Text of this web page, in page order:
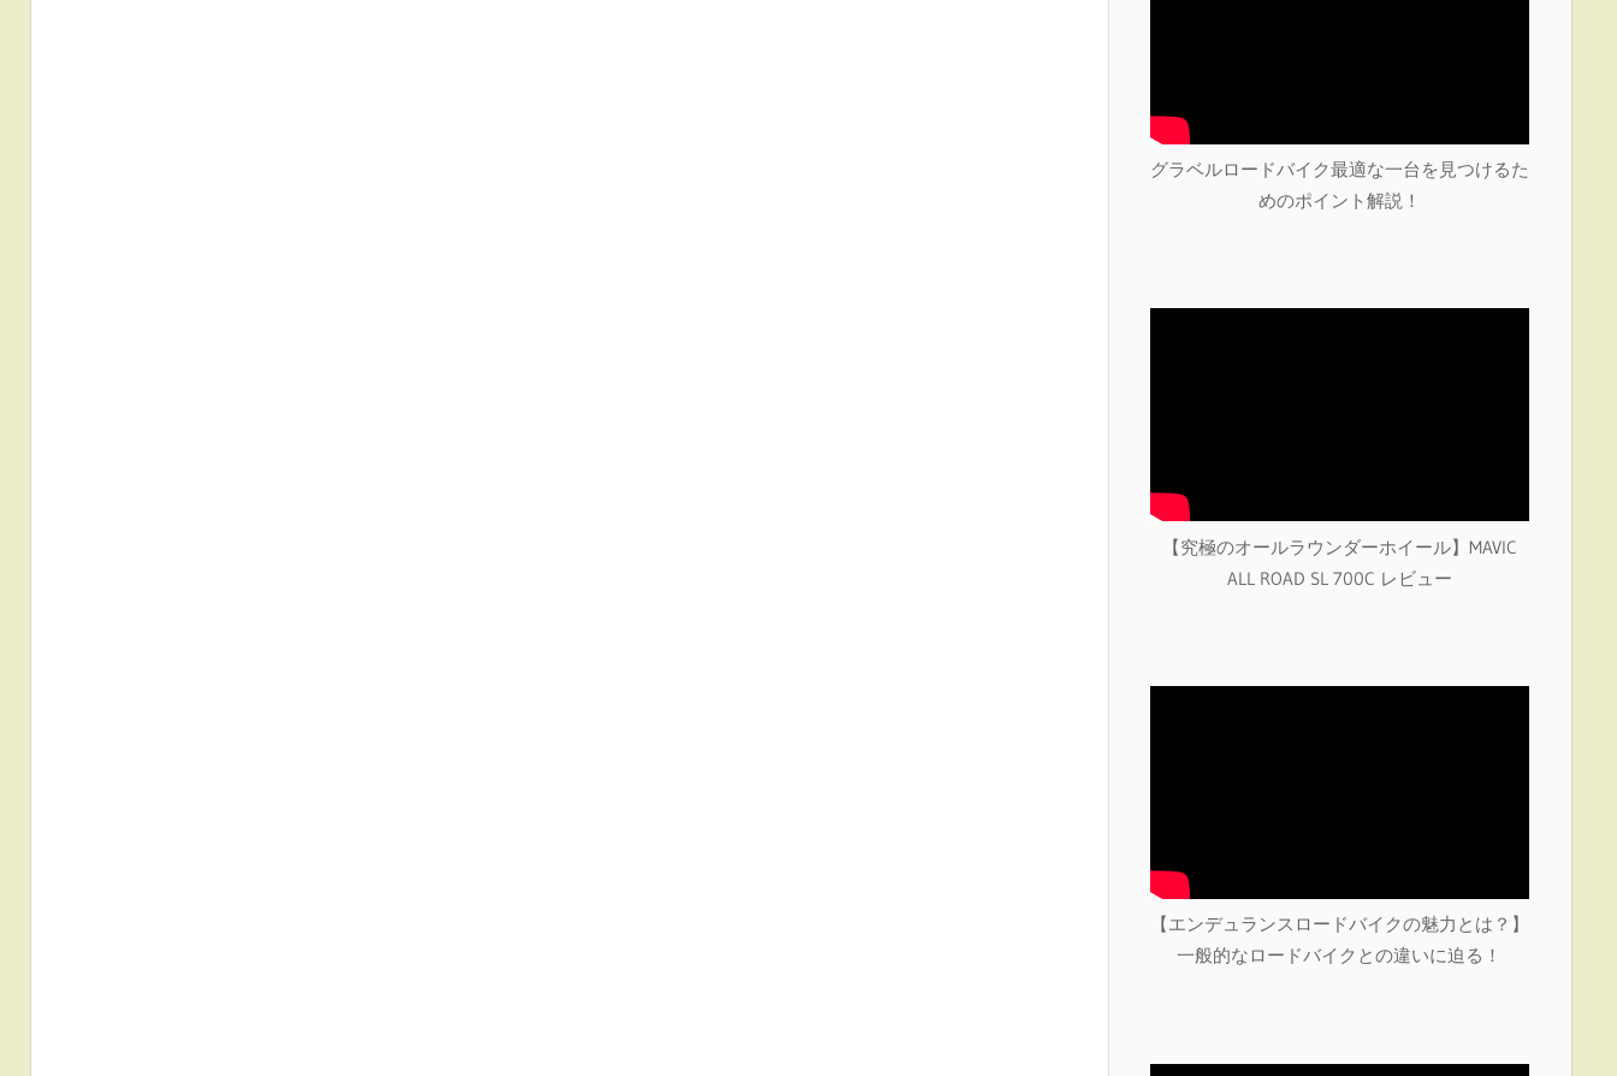
グラベルロードバイク最適な一台を見つけるた
めのポイント解説！
【究極のオールラウンダーホイール】MAVIC
ALL ROAD SL 700C レビュー
【エンデュランスロードバイクの魅力とは？】
一般的なロードバイクとの違いに迫る！